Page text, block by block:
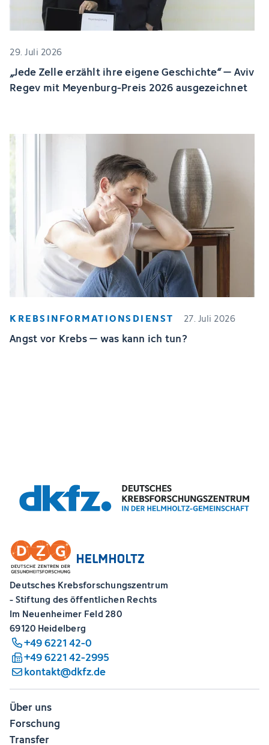
29. Juli 2026
„Jede Zelle erzählt ihre eigene Geschichte“ – Aviv
Regev mit Meyenburg-Preis 2026 ausgezeichnet
KREBSINFORMATIONSDIENST 27. Juli 2026
Angst vor Krebs – was kann ich tun?
Deutsches Krebsforschungszentrum
- Stiftung des öffentlichen Rechts
Im Neuenheimer Feld 280
69120 Heidelberg
+49 6221 42-0
+49 6221 42-2995
kontakt@dkfz.de
Über uns
Forschung
Transfer